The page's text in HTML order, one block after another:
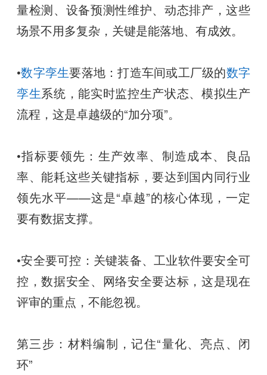
量检测、设备预测性维护、动态排产，这些
场景不用多复杂，关键是能落地、有成效。
•数字孪生要落地：打造车间或工厂级的数字
孪生系统，能实时监控生产状态、模拟生产
流程，这是卓越级的“加分项”。
•指标要领先：生产效率、制造成本、良品
率、能耗这些关键指标，要达到国内同行业
领先水平——这是“卓越”的核心体现，一定
要有数据支撑。
•安全要可控：关键装备、工业软件要安全可
控，数据安全、网络安全要达标，这是现在
评审的重点，不能忽视。
第三步：材料编制，记住“量化、亮点、闭
环”